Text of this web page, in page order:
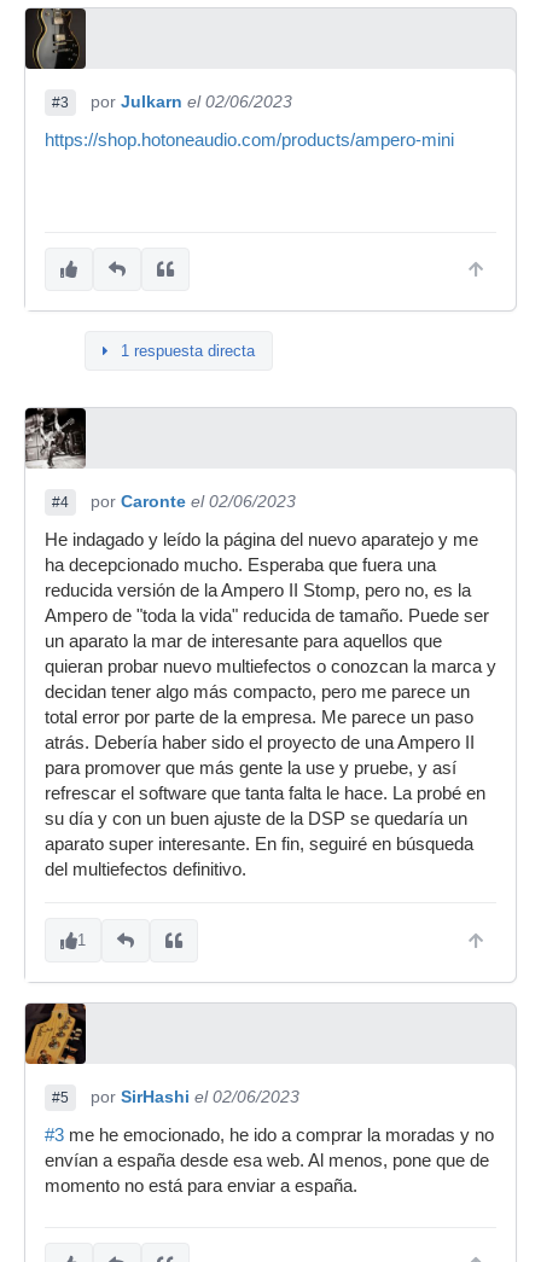
#3 por Julkarn el 02/06/2023
https://shop.hotoneaudio.com/products/ampero-mini
1 respuesta directa
#4 por Caronte el 02/06/2023
He indagado y leído la página del nuevo aparatejo y me
ha decepcionado mucho. Esperaba que fuera una
reducida versión de la Ampero II Stomp, pero no, es la
Ampero de "toda la vida" reducida de tamaño. Puede ser
un aparato la mar de interesante para aquellos que
quieran probar nuevo multiefectos o conozcan la marca y
decidan tener algo más compacto, pero me parece un
total error por parte de la empresa. Me parece un paso
atrás. Debería haber sido el proyecto de una Ampero II
para promover que más gente la use y pruebe, y así
refrescar el software que tanta falta le hace. La probé en
su día y con un buen ajuste de la DSP se quedaría un
aparato super interesante. En fin, seguiré en búsqueda
del multiefectos definitivo.
1
#5 por SirHashi el 02/06/2023
#3 me he emocionado, he ido a comprar la moradas y no
envían a españa desde esa web. Al menos, pone que de
momento no está para enviar a españa.